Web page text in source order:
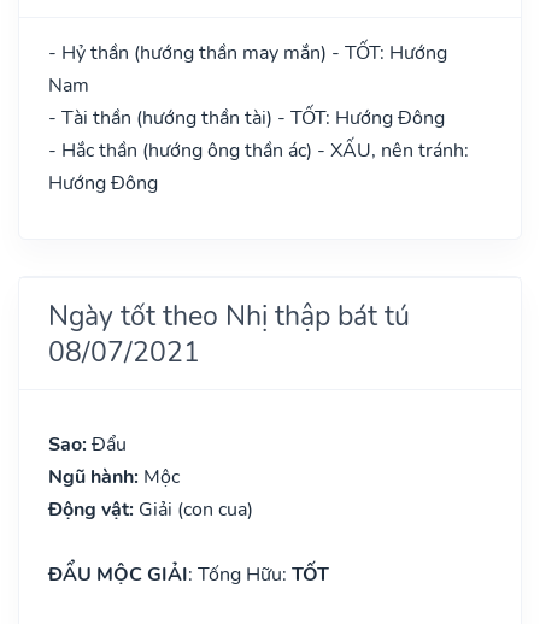
- Hỷ thần (hướng thần may mắn) - TỐT: Hướng
Nam
- Tài thần (hướng thần tài) - TỐT: Hướng Đông
- Hắc thần (hướng ông thần ác) - XẤU, nên tránh:
Hướng Đông
Ngày tốt theo Nhị thập bát tú
08/07/2021
Sao: Đẩu
Ngũ hành: Mộc
Động vật: Giải (con cua)
ĐẨU MỘC GIẢI: Tống Hữu: TỐT